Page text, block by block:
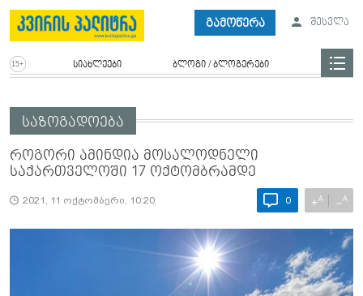
გამოწერა შესვლა
სიახლეები ბლოგი / ბლოგერები
საზოგადოება
როგორი ამინდია მოსალოდნელი
საქართველოში 17 ოქტომბრამდე
2021, 11 ოქტომბერი, 10:20 0 +A −A